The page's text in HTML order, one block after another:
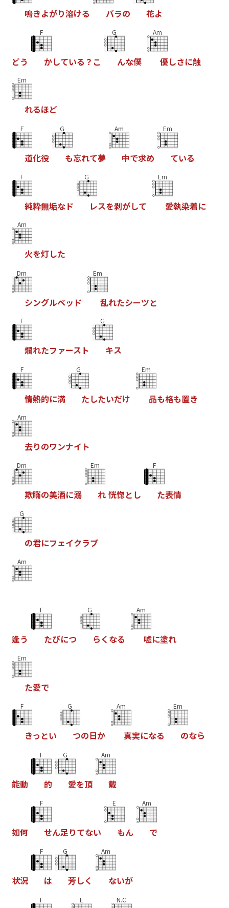
鳴きよがり溶ける バラの 花よ
どう
F
かしている ？ こ
G
んな僕
Am
優しさに触
Em
れるほど
F
道化役
G
も忘れて夢
Am
中で求め
Em
ている
F
純粋無垢なド
G
レスを剥がして
Em
愛執染着に
Am
火を灯した
Dm
シングルベッ ド
Em
乱れたシーツと
F
爛れたフ ァース ト
G
キス
F
情熱的に満
G
たしたいだけ
Em
品も格も置き
Am
去りのワンナイ ト
Dm
欺瞞の美酒に溺
Em
れ 恍惚と し
F
た表情
G
の君にフェイクラブ
Am
逢う
F
たびにつ
G
ら く なる
Am
嘘に塗れ
Em
た愛で
F
きっ とい
G
つの日か
Am
真実になる
Em
のなら
能動
F
的
G
愛を頂
Am
戴
如何
F
せん足りてない
E
もん
Am
で
状況
F
は
G
芳しく
Am
ないが
F E N.C